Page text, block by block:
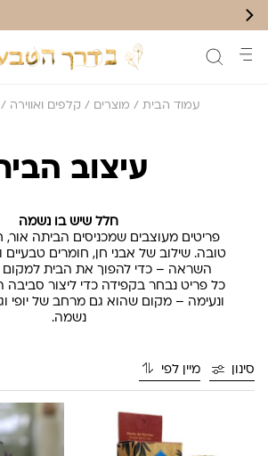
עמוד הבית / מוצרים / קלפים ואווירה /
עיצוב
חלל שיש בו נשמה
פריטים מעוצבים שמכניסים הביתה אור,
טובה. שילוב של אבני חן, חומרים טבעיים
השראה – כדי להפוך את הבית למקום
כל פריט נבחר בקפידה כדי ליצור סביבה
ונעימה – מקום שהוא גם מרחב של יופי
נשמה.
סינון מיין לפי